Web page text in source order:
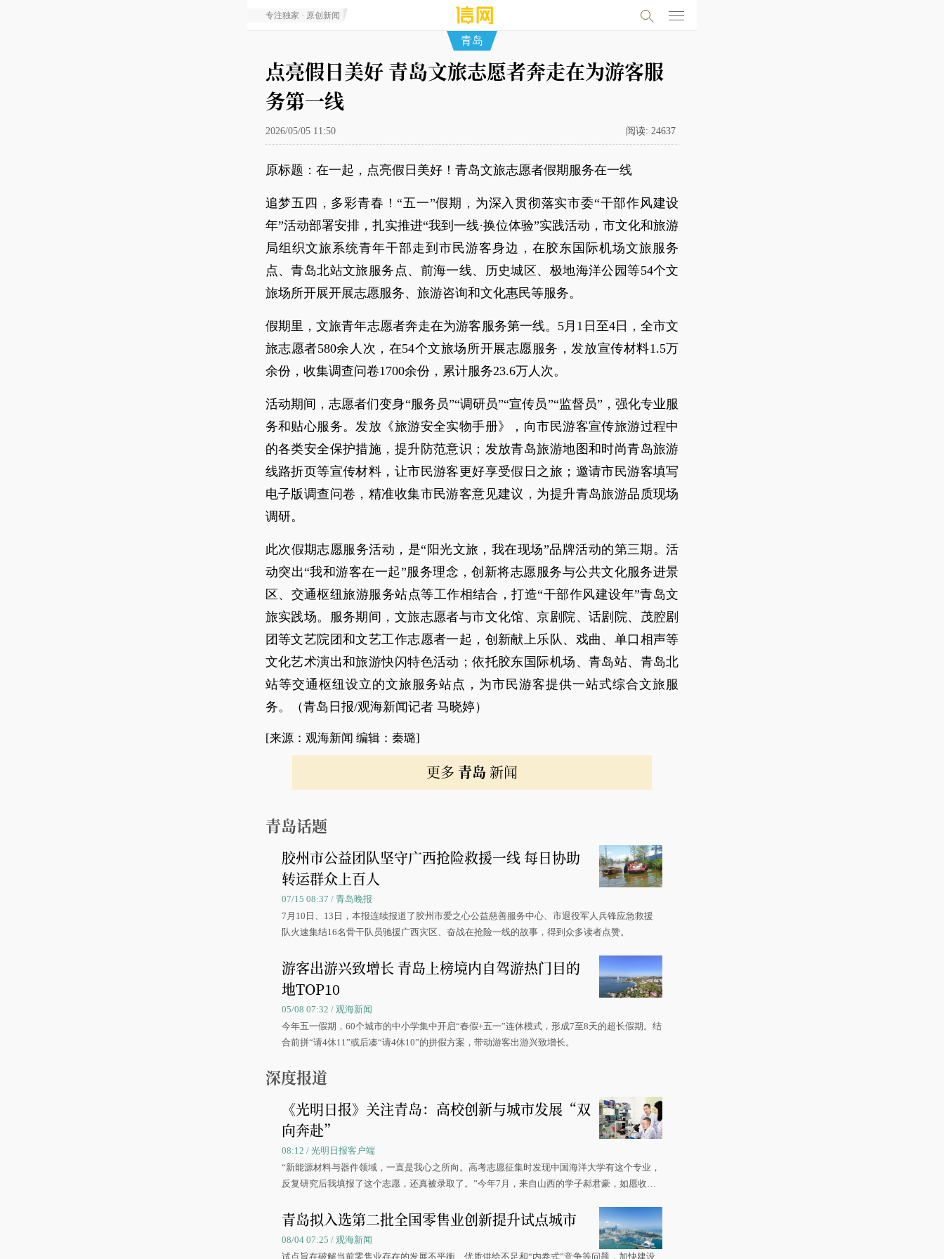
专注独家 · 原创新闻
青岛
点亮假日美好 青岛文旅志愿者奔走在为游客服
务第一线
2026/05/05 11:50 阅读: 24637
原标题：在一起，点亮假日美好！青岛文旅志愿者假期服务在一线
追梦五四，多彩青春！“五一”假期，为深入贯彻落实市委“干部作风建设
年”活动部署安排，扎实推进“我到一线·换位体验”实践活动，市文化和旅游
局组织文旅系统青年干部走到市民游客身边，在胶东国际机场文旅服务
点、青岛北站文旅服务点、前海一线、历史城区、极地海洋公园等54个文
旅场所开展开展志愿服务、旅游咨询和文化惠民等服务。
假期里，文旅青年志愿者奔走在为游客服务第一线。5月1日至4日，全市文
旅志愿者580余人次，在54个文旅场所开展志愿服务，发放宣传材料1.5万
余份，收集调查问卷1700余份，累计服务23.6万人次。
活动期间，志愿者们变身“服务员”“调研员”“宣传员”“监督员”，强化专业服
务和贴心服务。发放《旅游安全实物手册》，向市民游客宣传旅游过程中
的各类安全保护措施，提升防范意识；发放青岛旅游地图和时尚青岛旅游
线路折页等宣传材料，让市民游客更好享受假日之旅；邀请市民游客填写
电子版调查问卷，精准收集市民游客意见建议，为提升青岛旅游品质现场
调研。
此次假期志愿服务活动，是“阳光文旅，我在现场”品牌活动的第三期。活
动突出“我和游客在一起”服务理念，创新将志愿服务与公共文化服务进景
区、交通枢纽旅游服务站点等工作相结合，打造“干部作风建设年”青岛文
旅实践场。服务期间，文旅志愿者与市文化馆、京剧院、话剧院、茂腔剧
团等文艺院团和文艺工作志愿者一起，创新献上乐队、戏曲、单口相声等
文化艺术演出和旅游快闪特色活动；依托胶东国际机场、青岛站、青岛北
站等交通枢纽设立的文旅服务站点，为市民游客提供一站式综合文旅服
务。（青岛日报/观海新闻记者 马晓婷）
[来源：观海新闻 编辑：秦璐]
更多 青岛 新闻
青岛话题
胶州市公益团队坚守广西抢险救援一线 每日协助
转运群众上百人
07/15 08:37 / 青岛晚报
7月10日、13日，本报连续报道了胶州市爱之心公益慈善服务中心、市退役军人兵锋应急救援
队火速集结16名骨干队员驰援广西灾区、奋战在抢险一线的故事，得到众多读者点赞。
游客出游兴致增长 青岛上榜境内自驾游热门目的
地TOP10
05/08 07:32 / 观海新闻
今年五一假期，60个城市的中小学集中开启“春假+五一”连休模式，形成7至8天的超长假期。结
合前拼“请4休11”或后凑“请4休10”的拼假方案，带动游客出游兴致增长。
深度报道
《光明日报》关注青岛：高校创新与城市发展“双
向奔赴”
08:12 / 光明日报客户端
“新能源材料与器件领域，一直是我心之所向。高考志愿征集时发现中国海洋大学有这个专业，
反复研究后我填报了这个志愿，还真被录取了。”今年7月，来自山西的学子郝君豪，如愿收到
青岛拟入选第二批全国零售业创新提升试点城市
08/04 07:25 / 观海新闻
试点旨在破解当前零售业存在的发展不平衡、优质供给不足和“内卷式”竞争等问题，加快建设